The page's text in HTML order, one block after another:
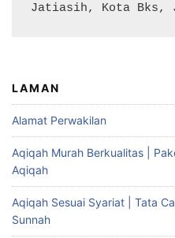
Jatiasih, Kota Bks,
LAMAN
Alamat Perwakilan
Aqiqah Murah Berkualitas |
Aqiqah
Aqiqah Sesuai Syariat | Tata
Sunnah